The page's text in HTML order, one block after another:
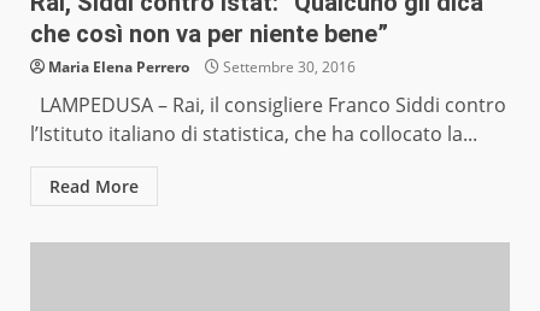
che così non va per niente bene”
Maria Elena Perrero Settembre 30, 2016
LAMPEDUSA – Rai, il consigliere Franco Siddi contro
l’Istituto italiano di statistica, che ha collocato la...
Read More